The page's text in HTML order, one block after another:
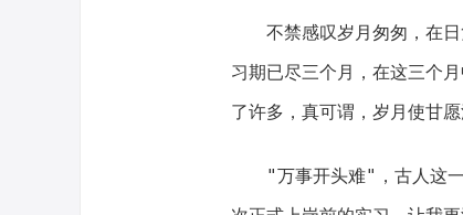
不禁感叹岁月匆匆，在
习期已尽三个月，在这三个
了许多，真可谓，岁月使甘
"万事开头难"，古人这